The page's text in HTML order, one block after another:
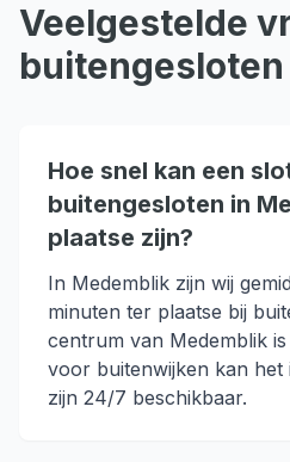
Veelgestelde
buitengesloten
Hoe snel kan een
buitengesloten in
plaatse zijn?
In Medemblik zijn wij
minuten ter plaatse bij
centrum van Medemblik
voor buitenwijken kan het
zijn 24/7 beschikbaar.